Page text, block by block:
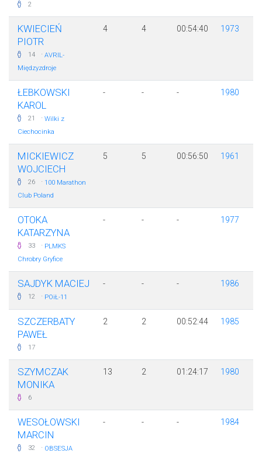
2
KWIECIEŃ
PIOTR
14 · AVRIL-
Międzyzdroje
4 4 00:54:40 1973
ŁEBKOWSKI
KAROL
21 · Wilki z
Ciechocinka
- - - 1980
MICKIEWICZ
WOJCIECH
26 · 100 Marathon
Club Poland
5 5 00:56:50 1961
OTOKA
KATARZYNA
33 · PLMKS
Chrobry Gryfice
- - - 1977
SAJDYK MACIEJ
12 · POiŁ-11
- - - 1986
SZCZERBATY
PAWEŁ
17
2 2 00:52:44 1985
SZYMCZAK
MONIKA
6
13 2 01:24:17 1980
WESOŁOWSKI
MARCIN
32 · OBSESJA
- - - 1984